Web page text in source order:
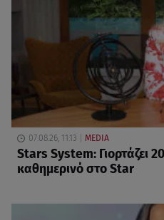
07.08.26, 11:13 MEDIA
Stars System: Γιορτάζει
καθημερινό στο Star